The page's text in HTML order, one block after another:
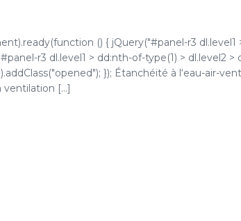
() { jQuery("#panel-r3 dl.level1
r3 dl.level1 > dd:nth-of-type(1) > dl.level2
}); Étanchéité à l‘eau-air-
ventilation [...]